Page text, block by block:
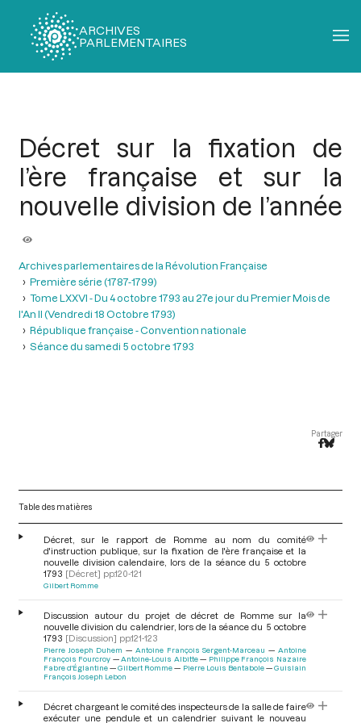
ARCHIVES
PARLEMENTAIRES
Décret sur la fixation de
l’ère française et sur la
nouvelle division de l’année
Archives parlementaires de la Révolution Française
Première série (1787-1799)
Tome LXXVI - Du 4 octobre 1793 au 27e jour du Premier Mois de
l'An II (Vendredi 18 Octobre 1793)
République française - Convention nationale
Séance du samedi 5 octobre 1793
Partager
Table des matières
Décret, sur le rapport de Romme au nom du comité
d'instruction publique, sur la fixation de l'ère française et la
nouvelle division calendaire, lors de la séance du 5 octobre
1793 [Décret] pp.120-121
Gilbert Romme
Discussion autour du projet de décret de Romme sur la
nouvelle division du calendrier, lors de la séance du 5 octobre
1793 [Discussion] pp.121-123
Pierre Joseph Duhem Antoine François Sergent-Marceau
Antoine
François Fourcroy
Antoine-Louis Albitte
Philippe François Nazaire
Fabre d'Églantine
Gilbert Romme Pierre Louis Bentabole
Guislain
François Joseph Lebon
Décret chargeant le comité des inspecteurs de la salle de faire
exécuter une pendule et un calendrier suivant le nouveau